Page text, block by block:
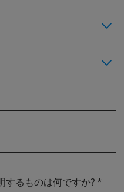
するものは何ですか?